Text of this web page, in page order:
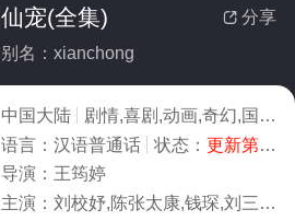
 分享
仙宠(全集)
别名：xianchong
中国大陆
剧情,喜剧,动画,奇幻,国产动漫
语言： 汉语普通话 状态： 更新第18集
导演： 王筠婷
主演： 刘校妤,陈张太康,钱琛,刘三木,杨凯祺,,星潮